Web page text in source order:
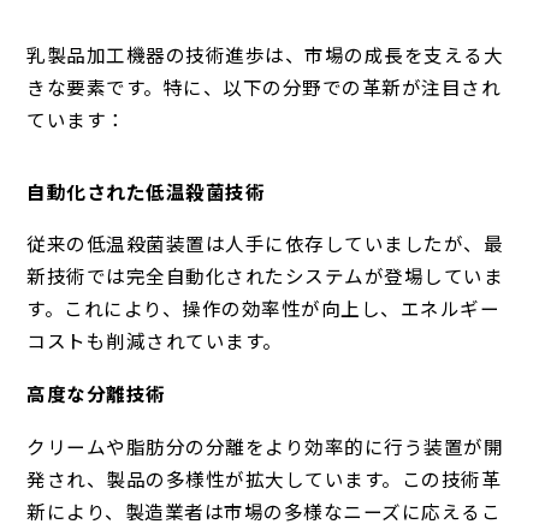
乳製品加工機器の技術進歩は、市場の成長を支える大
きな要素です。特に、以下の分野での革新が注目され
ています：
自動化された低温殺菌技術
従来の低温殺菌装置は人手に依存していましたが、最
新技術では完全自動化されたシステムが登場していま
す。これにより、操作の効率性が向上し、エネルギー
コストも削減されています。
高度な分離技術
クリームや脂肪分の分離をより効率的に行う装置が開
発され、製品の多様性が拡大しています。この技術革
新により、製造業者は市場の多様なニーズに応えるこ